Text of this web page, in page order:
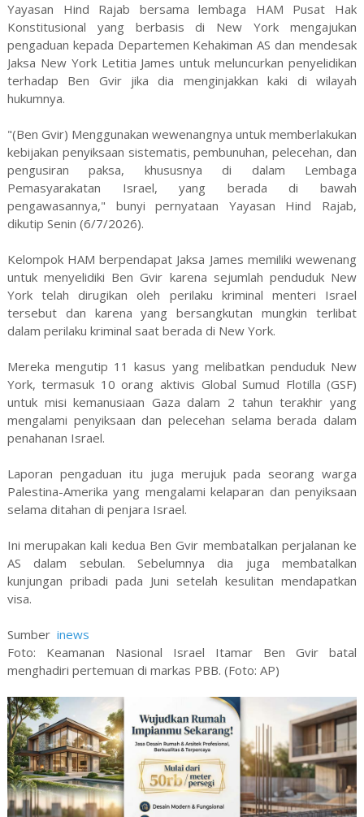
Yayasan Hind Rajab bersama lembaga HAM Pusat Hak
Konstitusional yang berbasis di New York mengajukan
pengaduan kepada Departemen Kehakiman AS dan mendesak
Jaksa New York Letitia James untuk meluncurkan penyelidikan
terhadap Ben Gvir jika dia menginjakkan kaki di wilayah
hukumnya.
"(Ben Gvir) Menggunakan wewenangnya untuk memberlakukan
kebijakan penyiksaan sistematis, pembunuhan, pelecehan, dan
pengusiran paksa, khususnya di dalam Lembaga
Pemasyarakatan Israel, yang berada di bawah
pengawasannya," bunyi pernyataan Yayasan Hind Rajab,
dikutip Senin (6/7/2026).
Kelompok HAM berpendapat Jaksa James memiliki wewenang
untuk menyelidiki Ben Gvir karena sejumlah penduduk New
York telah dirugikan oleh perilaku kriminal menteri Israel
tersebut dan karena yang bersangkutan mungkin terlibat
dalam perilaku kriminal saat berada di New York.
Mereka mengutip 11 kasus yang melibatkan penduduk New
York, termasuk 10 orang aktivis Global Sumud Flotilla (GSF)
untuk misi kemanusiaan Gaza dalam 2 tahun terakhir yang
mengalami penyiksaan dan pelecehan selama berada dalam
penahanan Israel.
Laporan pengaduan itu juga merujuk pada seorang warga
Palestina-Amerika yang mengalami kelaparan dan penyiksaan
selama ditahan di penjara Israel.
Ini merupakan kali kedua Ben Gvir membatalkan perjalanan ke
AS dalam sebulan. Sebelumnya dia juga membatalkan
kunjungan pribadi pada Juni setelah kesulitan mendapatkan
visa.
Sumber inews
Foto: Keamanan Nasional Israel Itamar Ben Gvir batal
menghadiri pertemuan di markas PBB. (Foto: AP)